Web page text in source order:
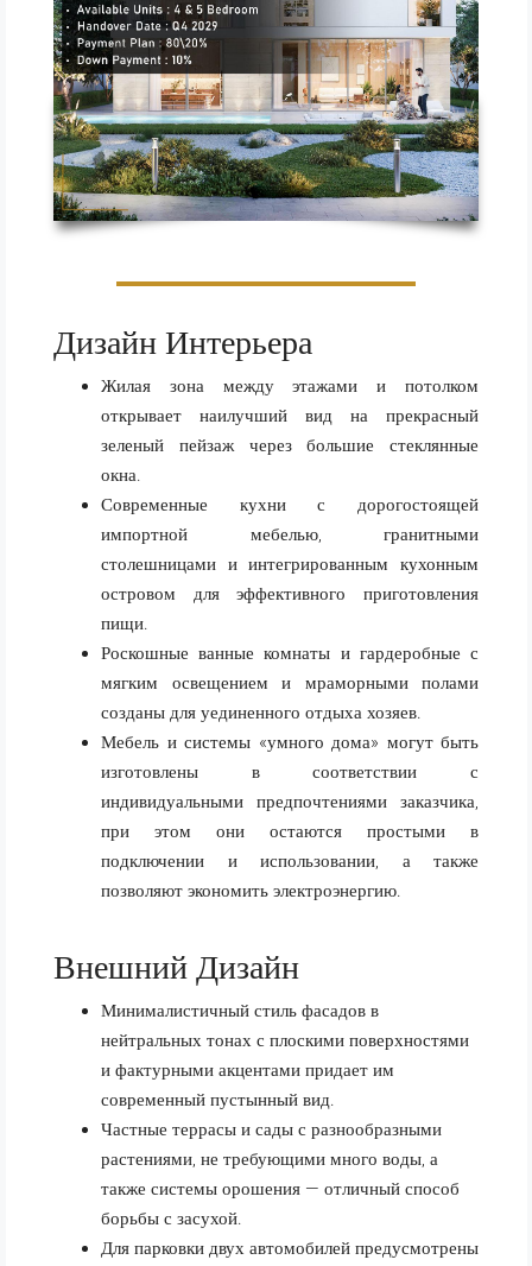
Дизайн Интерьера
Жилая зона между этажами и потолком
открывает наилучший вид на прекрасный
зеленый пейзаж через большие стеклянные
окна.
Современные кухни с дорогостоящей
импортной мебелью, гранитными
столешницами и интегрированным кухонным
островом для эффективного приготовления
пищи.
Роскошные ванные комнаты и гардеробные с
мягким освещением и мраморными полами
созданы для уединенного отдыха хозяев.
Мебель и системы «умного дома» могут быть
изготовлены в соответствии с
индивидуальными предпочтениями заказчика,
при этом они остаются простыми в
подключении и использовании, а также
позволяют экономить электроэнергию.
Внешний Дизайн
Минималистичный стиль фасадов в
нейтральных тонах с плоскими поверхностями
и фактурными акцентами придает им
современный пустынный вид.
Частные террасы и сады с разнообразными
растениями, не требующими много воды, а
также системы орошения — отличный способ
борьбы с засухой.
Для парковки двух автомобилей предусмотрены